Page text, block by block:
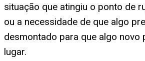
situação que atingiu o ponto de
ou a necessidade de que algo
desmontado para que algo novo
lugar.